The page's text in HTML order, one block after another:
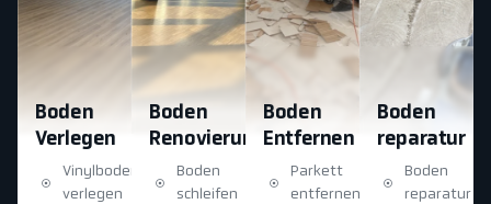
Boden
Verlegen
Vinylboden
verlegen
Boden
Renovierung
Boden
schleifen
Boden
Entfernen
Parkett
entfernen
Boden
reparatur
Boden
reparatur